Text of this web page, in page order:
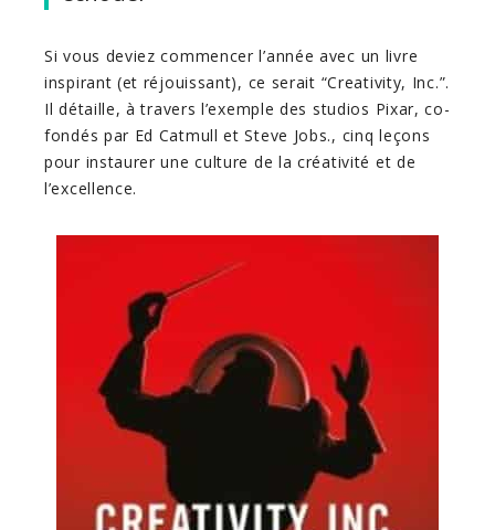
Si vous deviez commencer l’année avec un livre
inspirant (et réjouissant), ce serait “Creativity, Inc.”.
Il détaille, à travers l’exemple des studios Pixar, co-
fondés par Ed Catmull et Steve Jobs., cinq leçons
pour instaurer une culture de la créativité et de
l’excellence.